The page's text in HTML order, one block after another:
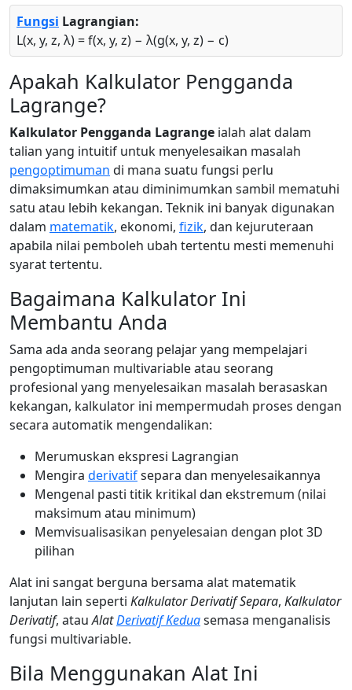
Fungsi Lagrangian:
L(x, y, z, λ) = f(x, y, z) − λ(g(x, y, z) − c)
Apakah Kalkulator Pengganda
Lagrange?
Kalkulator Pengganda Lagrange ialah alat dalam
talian yang intuitif untuk menyelesaikan masalah
pengoptimuman di mana suatu fungsi perlu
dimaksimumkan atau diminimumkan sambil mematuhi
satu atau lebih kekangan. Teknik ini banyak digunakan
dalam matematik, ekonomi, fizik, dan kejuruteraan
apabila nilai pemboleh ubah tertentu mesti memenuhi
syarat tertentu.
Bagaimana Kalkulator Ini
Membantu Anda
Sama ada anda seorang pelajar yang mempelajari
pengoptimuman multivariable atau seorang
profesional yang menyelesaikan masalah berasaskan
kekangan, kalkulator ini mempermudah proses dengan
secara automatik mengendalikan:
Merumuskan ekspresi Lagrangian
Mengira derivatifsepara dan menyelesaikannya
Mengenal pasti titik kritikal dan ekstremum (nilai
maksimum atau minimum)
Memvisualisasikan penyelesaian dengan plot 3D
pilihan
Alat ini sangat berguna bersama alat matematik
lanjutan lain seperti Kalkulator Derivatif Separa, Kalkulator
Derivatif, atauAlatDerivatif Keduasemasa menganalisis
fungsi multivariable.
Bila Menggunakan Alat Ini